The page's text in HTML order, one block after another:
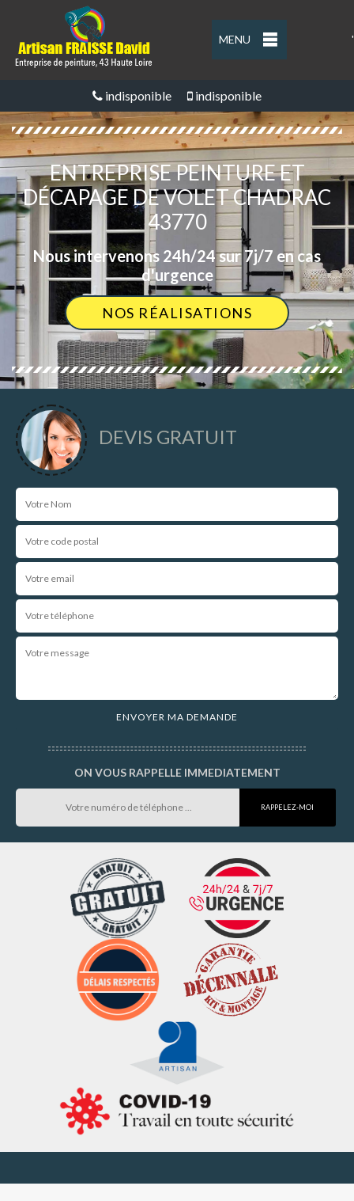
MENU '
indisponible indisponible
ENTREPRISE PEINTURE ET
DÉCAPAGE DE VOLET CHADRAC
43770
Nous intervenons 24h/24 sur 7j/7 en cas
d'urgence
NOS RÉALISATIONS
DEVIS GRATUIT
ON VOUS RAPPELLE IMMEDIATEMENT